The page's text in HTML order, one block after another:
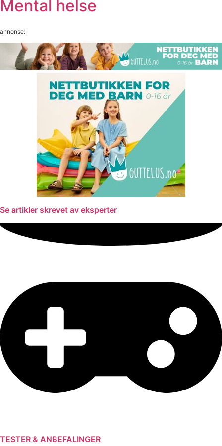
Mental helse
annonse:
Se artikler skrevet av eksperter
TESTER & ANBEFALINGER